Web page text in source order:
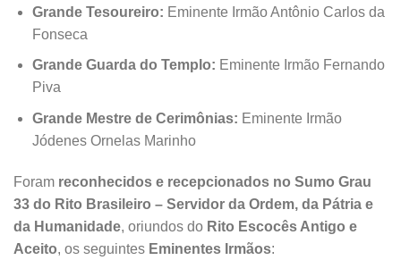
Grande Tesoureiro: Eminente Irmão Antônio Carlos da
Fonseca
Grande Guarda do Templo: Eminente Irmão Fernando
Piva
Grande Mestre de Cerimônias: Eminente Irmão
Jódenes Ornelas Marinho
Foram reconhecidos e recepcionados no Sumo Grau
33 do Rito Brasileiro – Servidor da Ordem, da Pátria e
da Humanidade, oriundos do Rito Escocês Antigo e
Aceito, os seguintes Eminentes Irmãos: